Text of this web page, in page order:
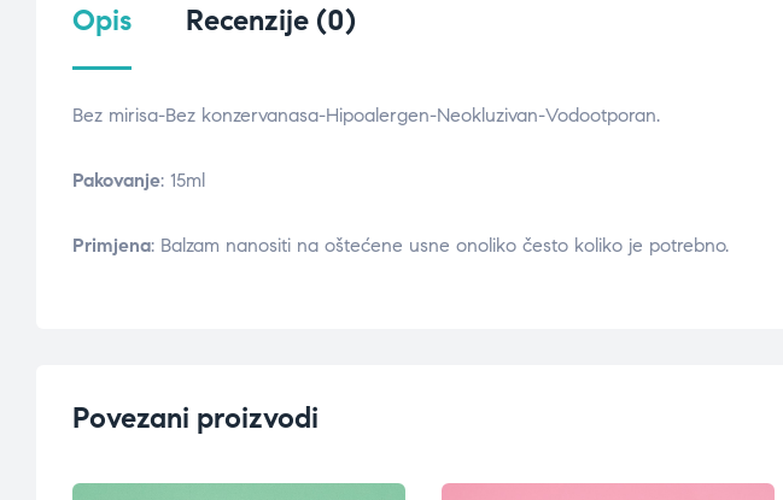
Opis Recenzije (0)
Bez mirisa-Bez konzervanasa-Hipoalergen-Neokluzivan-Vodootporan.
Pakovanje: 15ml
Primjena: Balzam nanositi na oštećene usne onoliko često koliko je potrebno.
Povezani proizvodi